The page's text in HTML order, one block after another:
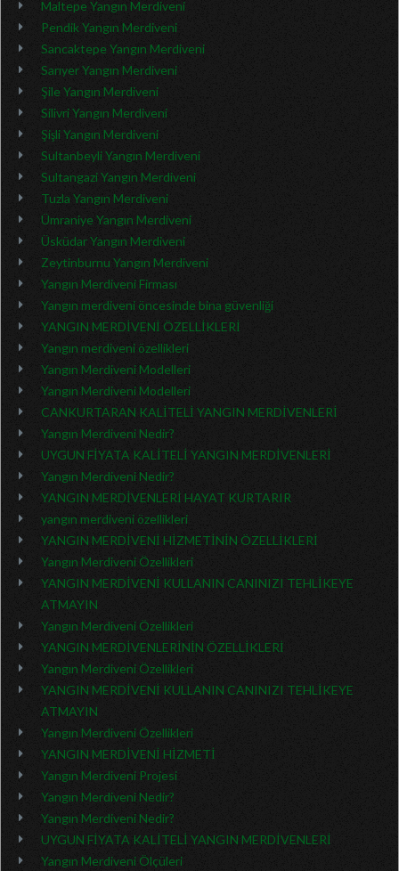
Maltepe Yangın Merdiveni
Pendik Yangın Merdiveni
Sancaktepe Yangın Merdiveni
Sarıyer Yangın Merdiveni
Şile Yangın Merdiveni
Silivri Yangın Merdiveni
Şişli Yangın Merdiveni
Sultanbeyli Yangın Merdiveni
Sultangazi Yangın Merdiveni
Tuzla Yangın Merdiveni
Ümraniye Yangın Merdiveni
Üsküdar Yangın Merdiveni
Zeytinburnu Yangın Merdiveni
Yangın Merdiveni Firması
Yangın merdiveni öncesinde bina güvenliği
YANGIN MERDİVENİ ÖZELLİKLERİ
Yangın merdiveni özellikleri
Yangın Merdiveni Modelleri
Yangın Merdiveni Modelleri
CANKURTARAN KALİTELİ YANGIN MERDİVENLERİ
Yangın Merdiveni Nedir?
UYGUN FİYATA KALİTELİ YANGIN MERDİVENLERİ
Yangın Merdiveni Nedir?
YANGIN MERDİVENLERİ HAYAT KURTARIR
yangın merdiveni özellikleri
YANGIN MERDİVENİ HİZMETİNİN ÖZELLİKLERİ
Yangın Merdiveni Özellikleri
YANGIN MERDİVENİ KULLANIN CANINIZI TEHLİKEYE
ATMAYIN
Yangın Merdiveni Özellikleri
YANGIN MERDİVENLERİNİN ÖZELLİKLERİ
Yangın Merdiveni Özellikleri
YANGIN MERDİVENİ KULLANIN CANINIZI TEHLİKEYE
ATMAYIN
Yangın Merdiveni Özellikleri
YANGIN MERDİVENİ HİZMETİ
Yangın Merdiveni Projesi
Yangın Merdiveni Nedir?
Yangın Merdiveni Nedir?
UYGUN FİYATA KALİTELİ YANGIN MERDİVENLERİ
Yangın Merdiveni Ölçüleri